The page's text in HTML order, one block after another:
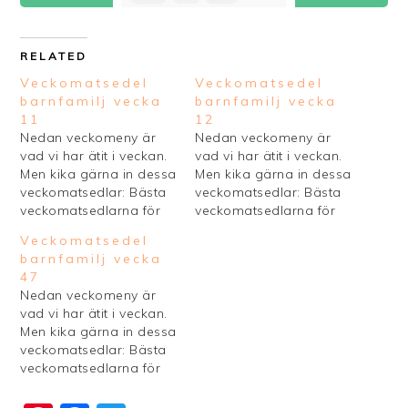
RELATED
Veckomatsedel
barnfamilj vecka
11
Nedan veckomeny är
vad vi har ätit i veckan.
Men kika gärna in dessa
veckomatsedlar: Bästa
veckomatsedlarna för
veckomatsedlar
husmanskost Vill du ha
en egen mall för din
veckoplanering så kolla
in dessa snygga mallar
för veckomatsedel du
kan skriva ut.
Veckomeny barn i vecka
Veckomatsedel
barnfamilj vecka
12
Nedan veckomeny är
vad vi har ätit i veckan.
Men kika gärna in dessa
veckomatsedlar: Bästa
veckomatsedlarna för
Veckomatsedel
barnfamilj vecka
47
Nedan veckomeny är
vad vi har ätit i veckan.
Men kika gärna in dessa
veckomatsedlar: Bästa
veckomatsedlarna för
veckomatsedlar